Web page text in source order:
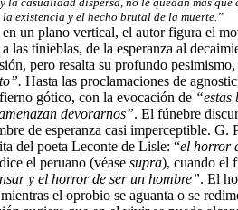
existencia y el hecho brutal de la muerte.”
un plano vertical, el autor figura el
las tinieblas, de la esperanza al
pero resalta su profundo
Hasta las proclamaciones de
gótico, con la evocación de “estas
devorarnos”. El fúnebre
de esperanza casi imperceptible. G.
del poeta Leconte de Lisle: “el horror
el peruano (véase supra), cuando el
y el horror de ser un hombre”. El
el oprobio se aguanta o se